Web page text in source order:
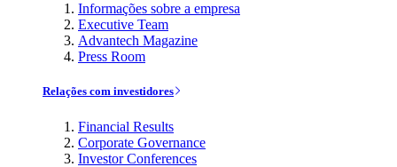
Informações sobre a empresa
Executive Team
Advantech Magazine
Press Room
Relações com investidores
Financial Results
Corporate Governance
Investor Conferences